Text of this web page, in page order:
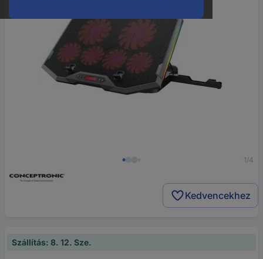
1/4
Kedvencekhez
Szállítás: 8. 12. Sze.